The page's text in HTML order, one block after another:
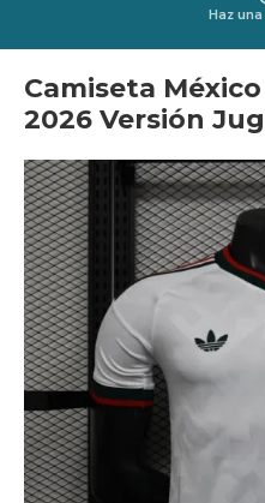
Haz
Camiseta
2026 Versión